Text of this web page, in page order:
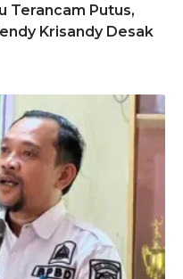
Terancam Putus,
Krisandy Desak